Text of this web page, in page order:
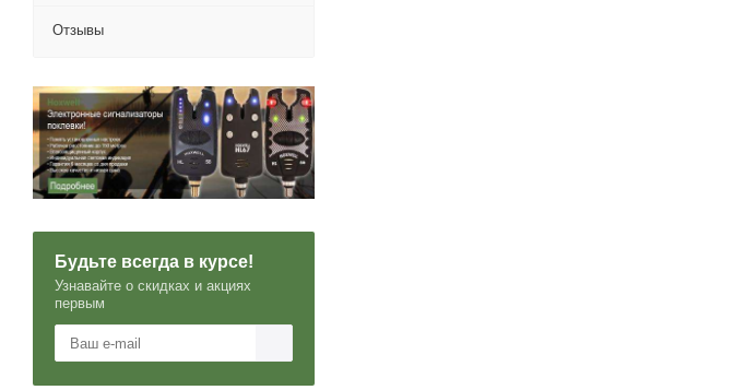
Отзывы
Будьте всегда в курсе!
Узнавайте о скидках и акциях
первым